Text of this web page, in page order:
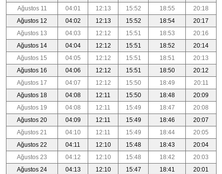
Ağustos 11
04:01 12:13 15:52 18:55
20:18
Ağustos 12
04:02 12:13 15:52 18:54
20:17
Ağustos 13
04:03 12:12 15:51 18:53
20:16
Ağustos 14
04:04 12:12 15:51 18:52
20:14
Ağustos 15
04:05 12:12 15:51 18:51
20:13
Ağustos 16
04:06 12:12 15:51 18:50
20:12
Ağustos 17
04:07 12:12 15:50 18:49
20:11
Ağustos 18
04:08 12:11 15:50 18:48
20:09
Ağustos 19
04:08 12:11 15:49 18:47
20:08
Ağustos 20
04:09 12:11 15:49 18:46
20:07
Ağustos 21
04:10 12:11 15:49 18:44
20:05
Ağustos 22
04:11 12:10 15:48 18:43
20:04
Ağustos 23
04:12 12:10 15:48 18:42
20:03
Ağustos 24
04:13 12:10 15:47 18:41
20:01